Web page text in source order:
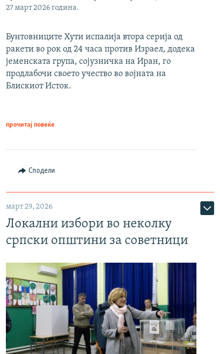
27 март 2026 година.
Бунтовниците Хути испалија втора серија од
ракети во рок од 24 часа против Израел, додека
јеменската група, сојузничка на Иран, го
продлабочи своето учество во војната на
Блискиот Исток.
прочитај повеќе
Сподели
март 29, 2026
Локални избори во неколку
српски општини за советници